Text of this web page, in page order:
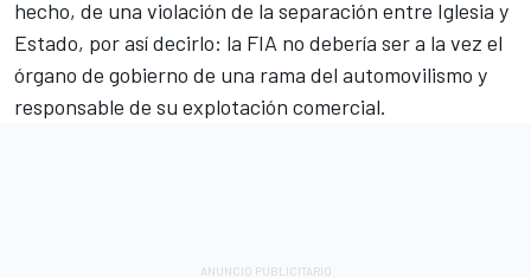
hecho, de una violación de la separación entre Iglesia y
Estado, por así decirlo: la FIA no debería ser a la vez el
órgano de gobierno de una rama del automovilismo y
responsable de su explotación comercial.